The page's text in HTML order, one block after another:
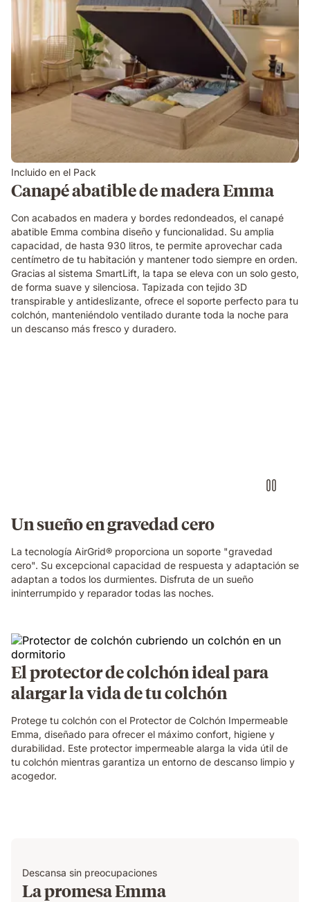
Incluido en el Pack
Canapé abatible de madera Emma
Con acabados en madera y bordes redondeados, el canapé
abatible Emma combina diseño y funcionalidad. Su amplia
capacidad, de hasta 930 litros, te permite aprovechar cada
centímetro de tu habitación y mantener todo siempre en orden.
Gracias al sistema SmartLift, la tapa se eleva con un solo gesto,
de forma suave y silenciosa. Tapizada con tejido 3D
transpirable y antideslizante, ofrece el soporte perfecto para tu
colchón, manteniéndolo ventilado durante toda la noche para
un descanso más fresco y duradero.
Un sueño en gravedad cero
La tecnología AirGrid® proporciona un soporte "gravedad
cero". Su excepcional capacidad de respuesta y adaptación se
adaptan a todos los durmientes. Disfruta de un sueño
ininterrumpido y reparador todas las noches.
El protector de colchón ideal para
alargar la vida de tu colchón
Protege tu colchón con el Protector de Colchón Impermeable
Emma, diseñado para ofrecer el máximo confort, higiene y
durabilidad. Este protector impermeable alarga la vida útil de
tu colchón mientras garantiza un entorno de descanso limpio y
acogedor.
Descansa sin preocupaciones
La promesa Emma